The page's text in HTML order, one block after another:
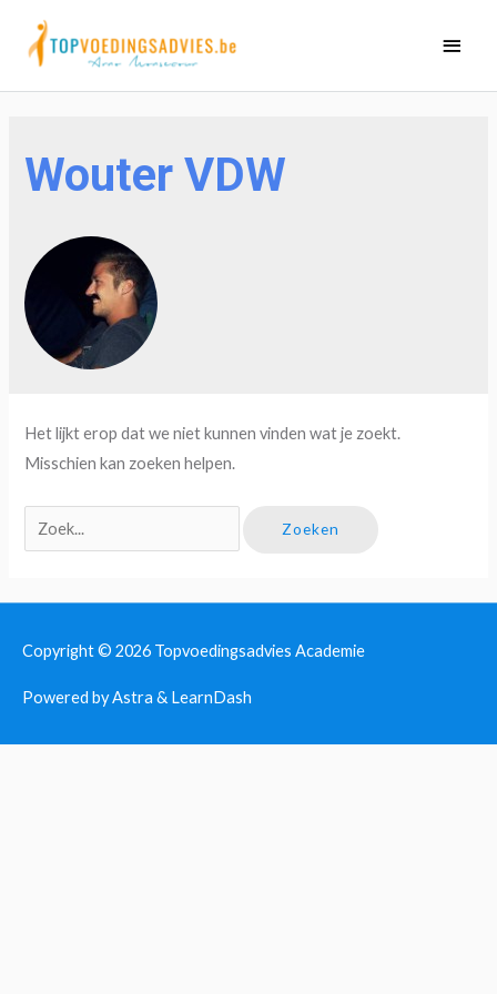
naar
Wouter VDW
Het lijkt erop dat we niet kunnen vinden wat je zoekt.
Misschien kan zoeken helpen.
Zoek
naar:
Copyright © 2026 Topvoedingsadvies Academie
Powered by Astra & LearnDash